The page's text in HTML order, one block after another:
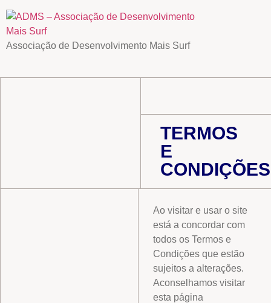
Associação de Desenvolvimento Mais Surf
TERMOS
E
CONDIÇÕES
Ao visitar e usar o site
está a concordar com
todos os Termos e
Condições que estão
sujeitos a alterações.
Aconselhamos visitar
esta página